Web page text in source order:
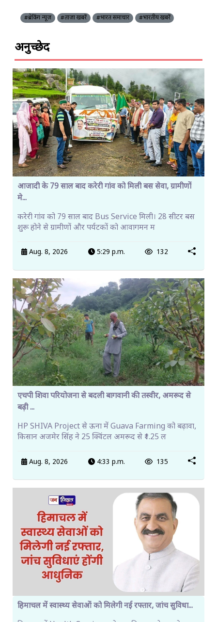
#ब्रेकिंग न्यूज़ #ताज़ा खबरें #भारत समाचार #भारतीय खबरें
अनुच्छेद
आजादी के 79 साल बाद करेरी गांव को मिली बस सेवा, ग्रामीणों
मे...
करेरी गांव को 79 साल बाद Bus Service मिली। 28 सीटर बस
शुरू होने से ग्रामीणों और पर्यटकों को आवागमन म
Aug. 8, 2026 5:29 p.m. 132
एचपी शिवा परियोजना से बदली बागवानी की तस्वीर, अमरूद से
बढ़ी ...
HP SHIVA Project से ऊना में Guava Farming को बढ़ावा,
किसान अजमेर सिंह ने 25 क्विंटल अमरूद से ₹1.25 ल
Aug. 8, 2026 4:33 p.m. 135
हिमाचल में स्वास्थ्य सेवाओं को मिलेगी नई रफ्तार, जांच सुविधा...